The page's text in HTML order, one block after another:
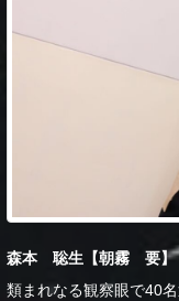
森本 聡生【朝霧 要】
類まれなる観察眼で40